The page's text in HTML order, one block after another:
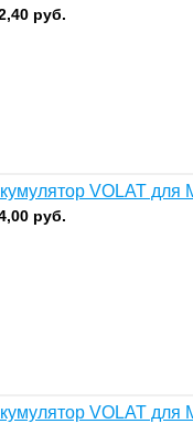
руб.
VOLAT для
руб.
VOLAT для